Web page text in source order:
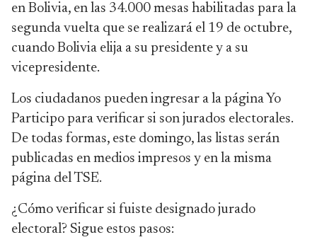
en Bolivia, en las 34.000 mesas habilitadas para la
segunda vuelta que se realizará el 19 de octubre,
cuando Bolivia elija a su presidente y a su
vicepresidente.
Los ciudadanos pueden ingresar a la página Yo
Participo para verificar si son jurados electorales.
De todas formas, este domingo, las listas serán
publicadas en medios impresos y en la misma
página del TSE.
¿Cómo verificar si fuiste designado jurado
electoral? Sigue estos pasos: